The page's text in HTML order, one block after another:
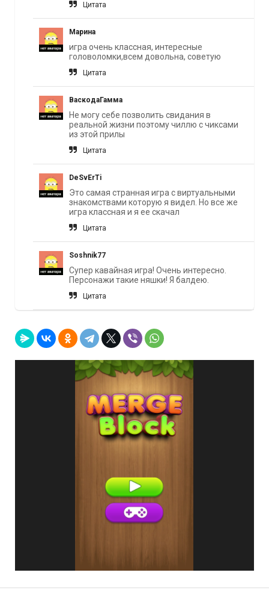
Цитата
Марина
игра очень классная, интересные
головоломки,всем довольна, советую
Цитата
ВаскодаГамма
Не могу себе позволить свидания в
реальной жизни поэтому чиллю с чиксами
из этой прилы
Цитата
DeSvErTi
Это самая странная игра с виртуальными
знакомствами которую я видел. Но все же
игра классная и я ее скачал
Цитата
Soshnik77
Супер кавайная игра! Очень интересно.
Персонажи такие няшки! Я балдею.
Цитата